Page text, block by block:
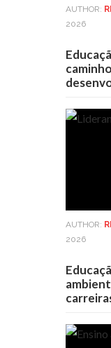
AUTHOR:
2026
AUTHOR:
2026